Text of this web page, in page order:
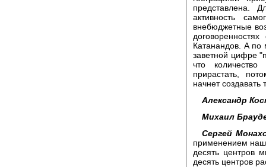
представлена.
активность
внебюджетные
Катанандов. А по
заветной цифре
что
прирастать,
начнет создавать
Александр
Михаил
Сергей
применением
десять центров
десять центров